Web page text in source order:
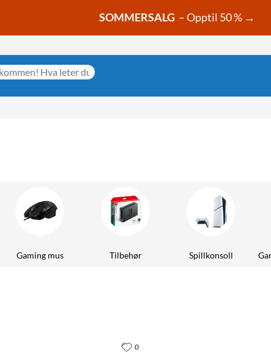
SOMMERSALG – Opptil 50 % →
Gaming mus Tilbehør Spillkonsoll
0